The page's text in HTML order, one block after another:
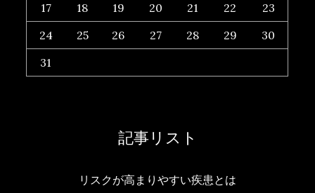
17
18 19 20 21 22
23
24
25 26 27 28 29
30
31
記事リスト
リスクが高まりやすい疾患とは